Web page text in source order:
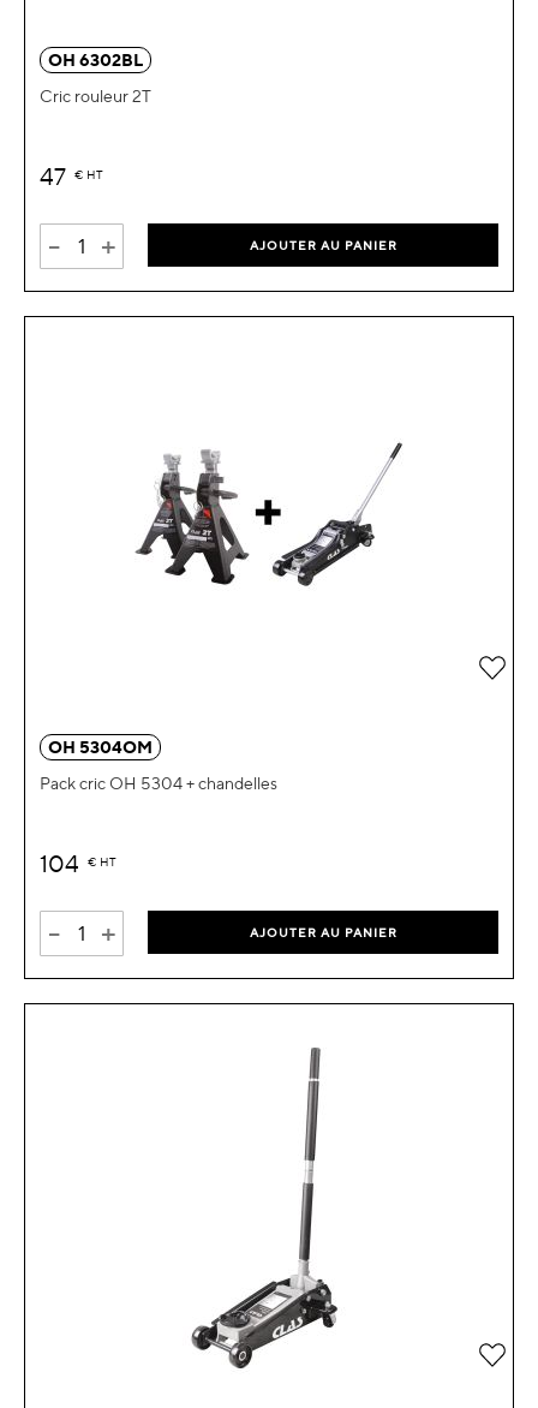
OH 6302BL
Cric rouleur 2T
47 € HT
- + AJOUTER AU PANIER
OH 5304OM
Pack cric OH 5304 + chandelles
104 € HT
- + AJOUTER AU PANIER